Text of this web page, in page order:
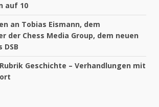
auf 10
an Tobias Eismann, dem
der Chess Media Group, dem neuen
Rubrik Geschichte – Verhandlungen mit